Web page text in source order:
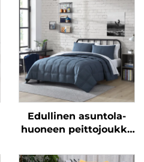
Edullinen asuntola-
huoneen peittojoukko
makuuhuonekäyttöön